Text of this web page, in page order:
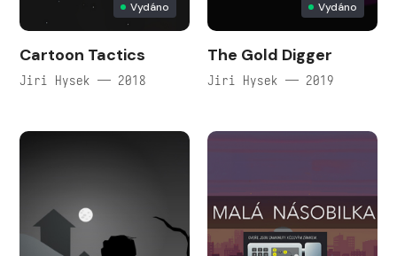
Vydáno
Cartoon Tactics
Jiri Hysek — 2018
Vydáno
The Gold Digger
Jiri Hysek — 2019